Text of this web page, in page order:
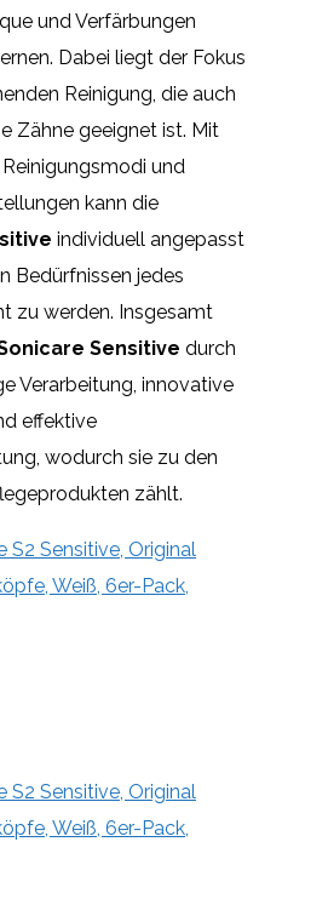
und Verfärbungen
Dabei liegt der Fokus
Reinigung, die auch
Zähne geeignet ist. Mit
und
kann die
individuell angepasst
Bedürfnissen jedes
zu werden. Insgesamt
Sensitive durch
Verarbeitung, innovative
effektive
wodurch sie zu den
zählt.
S2 Sensitive, Original
Weiß, 6er-Pack,
S2 Sensitive, Original
Weiß, 6er-Pack,